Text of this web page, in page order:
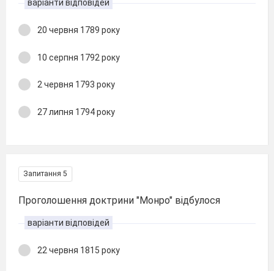
варіанти відповідей
20 червня 1789 року
10 серпня 1792 року
2 червня 1793 року
27 липня 1794 року
Запитання 5
Проголошення доктрини "Монро" відбулося
варіанти відповідей
22 червня 1815 року